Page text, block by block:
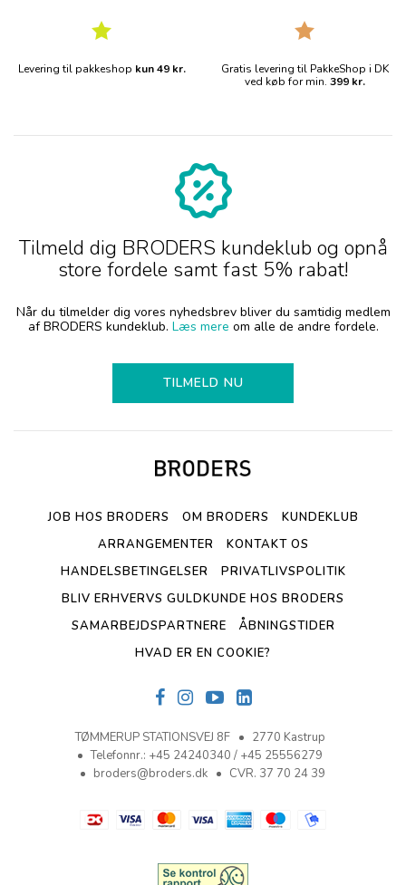
Levering til pakkeshop kun 49 kr.
Gratis levering til PakkeShop i DK
ved køb for min. 399 kr.
Tilmeld dig BRODERS kundeklub og opnå
store fordele samt fast 5% rabat!
Når du tilmelder dig vores nyhedsbrev bliver du samtidig medlem
af BRODERS kundeklub. Læs mere om alle de andre fordele.
TILMELD NU
JOB HOS BRODERS OM BRODERS
KUNDEKLUB
ARRANGEMENTER
KONTAKT OS
HANDELSBETINGELSER
PRIVATLIVSPOLITIK
BLIV ERHVERVS GULDKUNDE HOS BRODERS
SAMARBEJDSPARTNERE
ÅBNINGSTIDER
HVAD ER EN COOKIE?
TØMMERUP STATIONSVEJ 8F
2770 Kastrup
Telefonnr.: +45 24240340 / +45 25556279
broders@broders.dk
CVR. 37 70 24 39